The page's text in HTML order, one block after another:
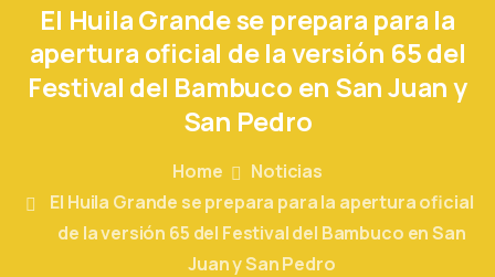
El HuilaGrandese prepara para la
apertura oficial de laversión 65del
Festival del Bambuco en SanJuany
San Pedro
Home
Noticias
El Huila Grande se prepara para la apertura oficial
de la versión 65 del Festival del Bambuco en San
Juan y San Pedro